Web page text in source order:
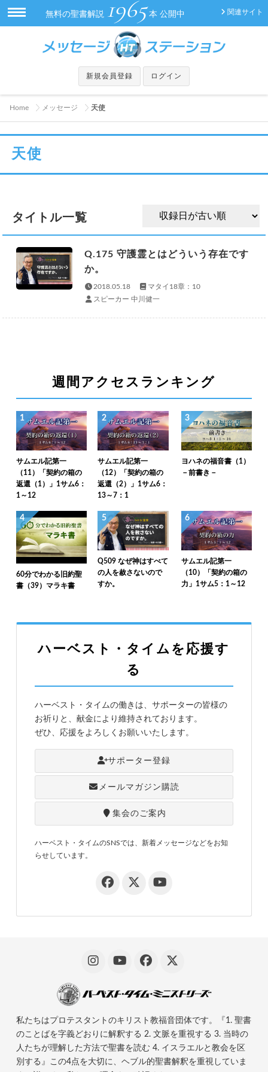
関連サイト
無料の聖書解説 1965 本 公開中
新規会員登録 ログイン
Home メッセージ 天使
天使
タイトル一覧
Q.175 守護霊とはどういう存在です
か。
2018.05.18
マタイ18章：10
スピーカー 中川健一
週間アクセスランキング
1
サムエル記第一
（11）「契約の箱の
返還（1）」1サム6：
1～12
2
サムエル記第一
（12）「契約の箱の
返還（2）」1サム6：
13～7：1
3
ヨハネの福音書（1）
－前書き－
4
60分でわかる旧約聖
書（39）マラキ書
5
Q509 なぜ神はすべて
の人を赦さないので
すか。
6
サムエル記第一
（10）「契約の箱の
力」1サム5：1～12
ハーベスト・タイムを応援す
る
ハーベスト・タイムの働きは、サポーターの皆様の
お祈りと、献金により維持されております。
ぜひ、応援をよろしくお願いいたします。
サポーター登録
メールマガジン購読
集会のご案内
ハーベスト・タイムのSNSでは、新着メッセージなどをお知
らせしています。
私たちはプロテスタントのキリスト教福音団体です。『1. 聖書
のことばを字義どおりに解釈する 2. 文脈を重視する 3. 当時の
人たちが理解した方法で聖書を読む 4. イスラエルと教会を区
別する』この4点を大切に、ヘブル的聖書解釈を重視していま